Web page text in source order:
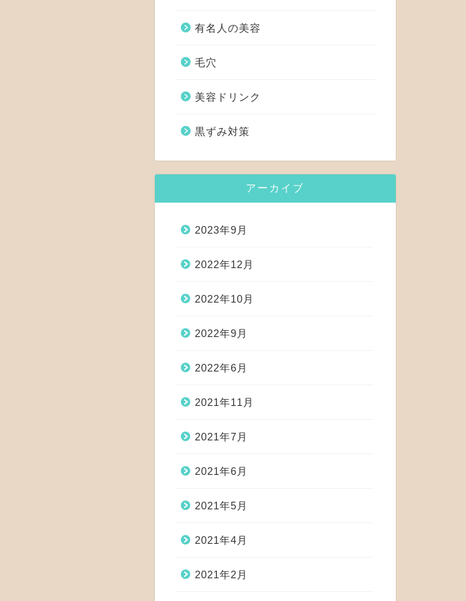
有名人の美容
毛穴
美容ドリンク
黒ずみ対策
アーカイブ
2023年9月
2022年12月
2022年10月
2022年9月
2022年6月
2021年11月
2021年7月
2021年6月
2021年5月
2021年4月
2021年2月